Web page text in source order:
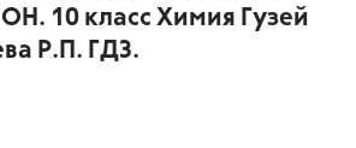
10 класс Химия Гузей
Р.П. ГДЗ.